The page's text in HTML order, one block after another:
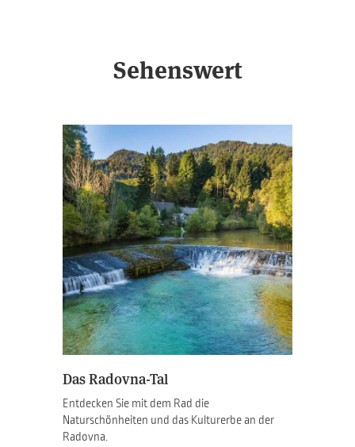
Sehenswert
Das Radovna-Tal
Entdecken Sie mit dem Rad die
Naturschönheiten und das Kulturerbe an der
Radovna.